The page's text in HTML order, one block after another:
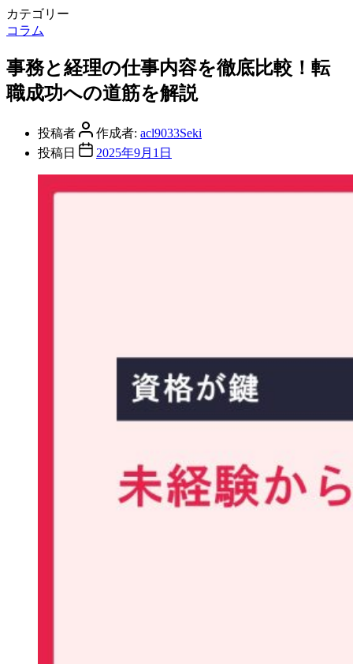
カテゴリー
コラム
事務と経理の仕事内容を徹底比較！転
職成功への道筋を解説
投稿者 作成者: acl9033Seki
投稿日
2025年9月1日